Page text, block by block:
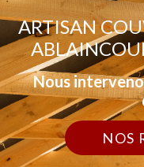
ARTISAN
Nous
NOS